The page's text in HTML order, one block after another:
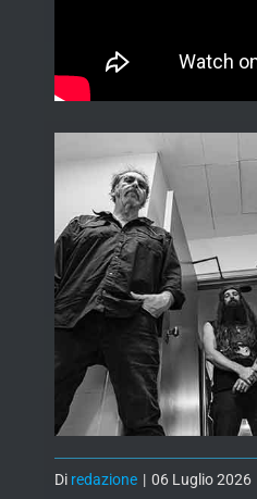
Di redazione | 06 Luglio 2026